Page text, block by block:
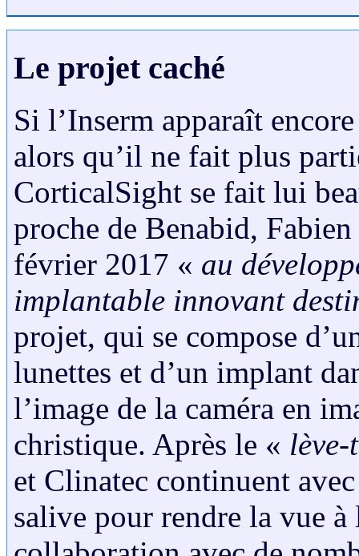
Le projet caché
Si l’Inserm apparaît
alors qu’il ne fait plus
CorticalSight se fait lui
proche de Benabid,
février 2017 « au
implantable innovant
projet, qui se compose
lunettes et d’un implant
l’image de la caméra en
christique. Après le «
et Clinatec continuent
salive pour rendre la vue